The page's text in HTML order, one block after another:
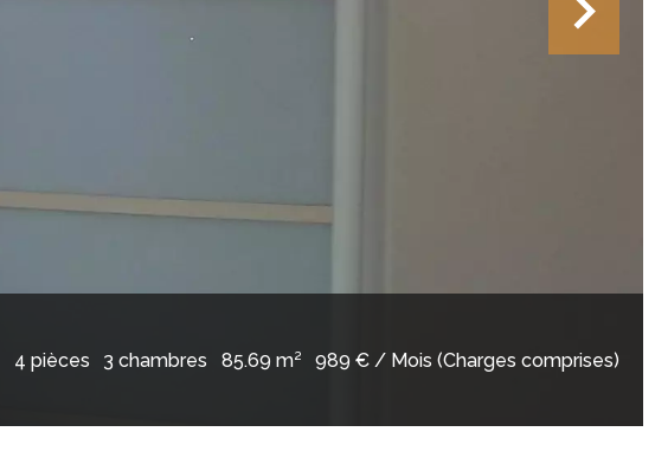
4 pièces 3 chambres 85.69 m² 989 € / Mois (Charges comprises)